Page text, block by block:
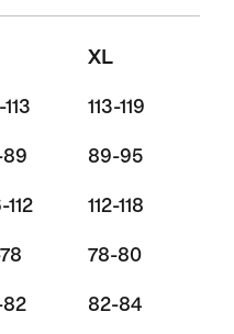
XL
113-119
89-95
112 112-118
78-80
82-84